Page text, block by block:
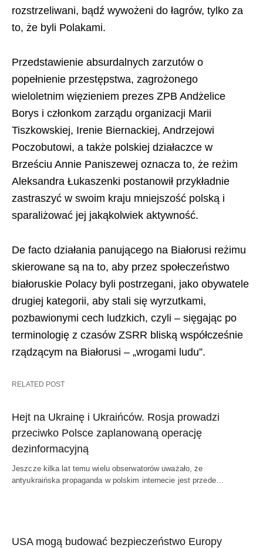
rozstrzeliwani, bądź wywożeni do łagrów, tylko za
to, że byli Polakami.
Przedstawienie absurdalnych zarzutów o
popełnienie przestępstwa, zagrożonego
wieloletnim więzieniem prezes ZPB Andżelice
Borys i członkom zarządu organizacji Marii
Tiszkowskiej, Irenie Biernackiej, Andrzejowi
Poczobutowi, a także polskiej działaczce w
Brześciu Annie Paniszewej oznacza to, że reżim
Aleksandra Łukaszenki postanowił przykładnie
zastraszyć w swoim kraju mniejszość polską i
sparaliżować jej jakąkolwiek aktywność.
De facto działania panującego na Białorusi reżimu
skierowane są na to, aby przez społeczeństwo
białoruskie Polacy byli postrzegani, jako obywatele
drugiej kategorii, aby stali się wyrzutkami,
pozbawionymi cech ludzkich, czyli – sięgając po
terminologię z czasów ZSRR bliską współcześnie
rządzącym na Białorusi – „wrogami ludu”.
RELATED POST
Hejt na Ukrainę i Ukraińców. Rosja prowadzi
przeciwko Polsce zaplanowaną operację
dezinformacyjną
Jeszcze kilka lat temu wielu obserwatorów uważało, że
antyukraińska propaganda w polskim internecie jest przede…
USA mogą budować bezpieczeństwo Europy